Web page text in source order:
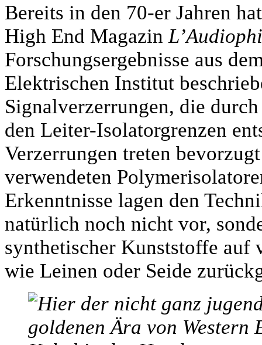
Bereits in den 70-er Jahren
High End Magazin
Forschungsergebnisse aus
Elektrischen Institut
Signalverzerrungen, die
den Leiter-Isolatorgrenzen
Verzerrungen treten
verwendeten
Erkenntnisse lagen den
natürlich noch nicht vor,
synthetischer Kunststoffe auf
wie Leinen oder Seide